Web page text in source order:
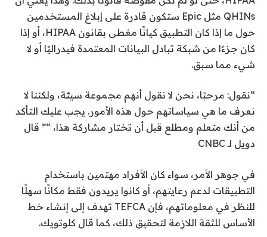
QHINs مثل Epic ستكون قادرة على إبلاغ المستخدمين
حول ما إذا كان التطبيق كيانًا مغطى بقانون HIPAA، أو إذا
كان جزءًا من شبكة تبادل البيانات المعتمدة فيدراليًا أو لا
شيء مما سبق.
“نقول: مرحبًا، نحن لا نقول أنهم مجموعة سيئة، ولكننا لا
نعرف ما هي سياساتهم حول هذه الأمور. يجب عليك التأكد
من أنك متعلم ومطلع قبل أن تختار مشاركة هذا، “” قال
دويل لـ CNBC
في جوهر الأمر، سواء كان الأفراد مهتمين باستخدام
التطبيقات لدعم رعايتهم، أو كانوا يريدون فقط مكانًا سهلًا
للنظر في معلوماتهم، فإن TEFCA تهدف إلى إنشاء خط
الأساس للثقة اللازمة لتحقيق ذلك، كما قال كلوتويك.